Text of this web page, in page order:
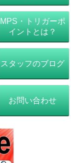
MPS・トリガーポ
イントとは？
スタッフのブログ
お問い合わせ